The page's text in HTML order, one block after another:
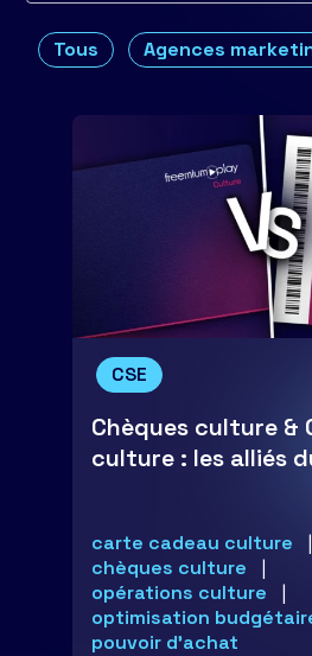
Tous Agences
CSE
Chèques culture &
culture : les alliés
carte cadeau culture
chèques culture
opérations culture
optimisation
pouvoir d'achat